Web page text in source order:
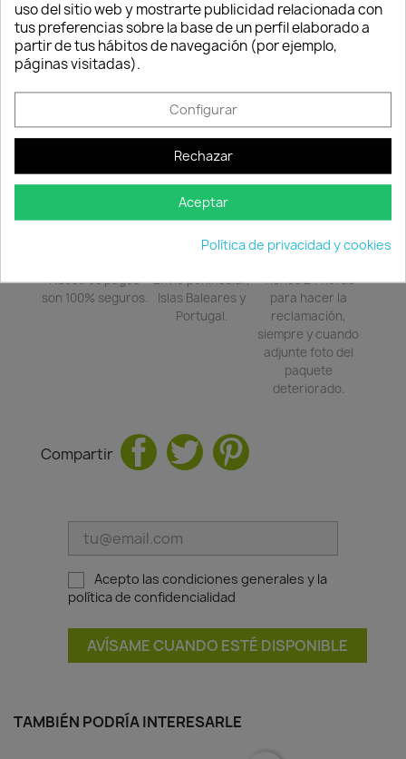
combinar
entre sí para poder convivir en cualquier
espacio. Sus volúmenes rotundos parecen
flotar
iluminan se transforman en arquitecturas
Nuestros pagos
son 100% seguros.
Política de
Envío peninsular,
Islas Baleares y
Portugal.
Política de
Tienes 24 horas
para hacer la
reclamación,
siempre y cuando
adjunte foto del
paquete
deteriorado.
Compartir
Acepto las condiciones generales y la
política de confidencialidad
AVÍSAME CUANDO ESTÉ DISPONIBLE
TAMBIÉN PODRÍA INTERESARLE
uso del sitio web y mostrarte publicidad relacionada con
tus preferencias sobre la base de un perfil elaborado a
partir de tus hábitos de navegación (por ejemplo,
páginas visitadas).
Configurar
Rechazar
Aceptar
Política de privacidad y cookies
Consentimiento de cookies